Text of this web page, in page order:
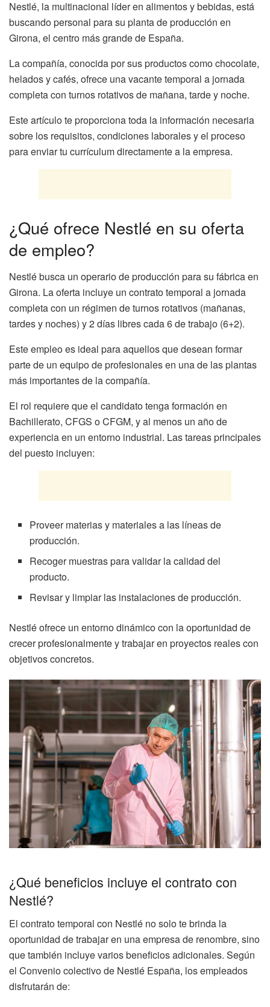
Nestlé, la multinacional líder en alimentos y bebidas, está
buscando personal para su planta de producción en
Girona, el centro más grande de España.
La compañía, conocida por sus productos como chocolate,
helados y cafés, ofrece una vacante temporal a jornada
completa con turnos rotativos de mañana, tarde y noche.
Este artículo te proporciona toda la información necesaria
sobre los requisitos, condiciones laborales y el proceso
para enviar tu currículum directamente a la empresa.
¿Qué ofrece Nestlé en su oferta
de empleo?
Nestlé busca un operario de producción para su fábrica en
Girona. La oferta incluye un contrato temporal a jornada
completa con un régimen de turnos rotativos (mañanas,
tardes y noches) y 2 días libres cada 6 de trabajo (6+2).
Este empleo es ideal para aquellos que desean formar
parte de un equipo de profesionales en una de las plantas
más importantes de la compañía.
El rol requiere que el candidato tenga formación en
Bachillerato, CFGS o CFGM, y al menos un año de
experiencia en un entorno industrial. Las tareas principales
del puesto incluyen:
Proveer materias y materiales a las líneas de
producción.
Recoger muestras para validar la calidad del
producto.
Revisar y limpiar las instalaciones de producción.
Nestlé ofrece un entorno dinámico con la oportunidad de
crecer profesionalmente y trabajar en proyectos reales con
objetivos concretos.
¿Qué beneficios incluye el contrato con
Nestlé?
El contrato temporal con Nestlé no solo te brinda la
oportunidad de trabajar en una empresa de renombre, sino
que también incluye varios beneficios adicionales. Según
el Convenio colectivo de Nestlé España, los empleados
disfrutarán de: